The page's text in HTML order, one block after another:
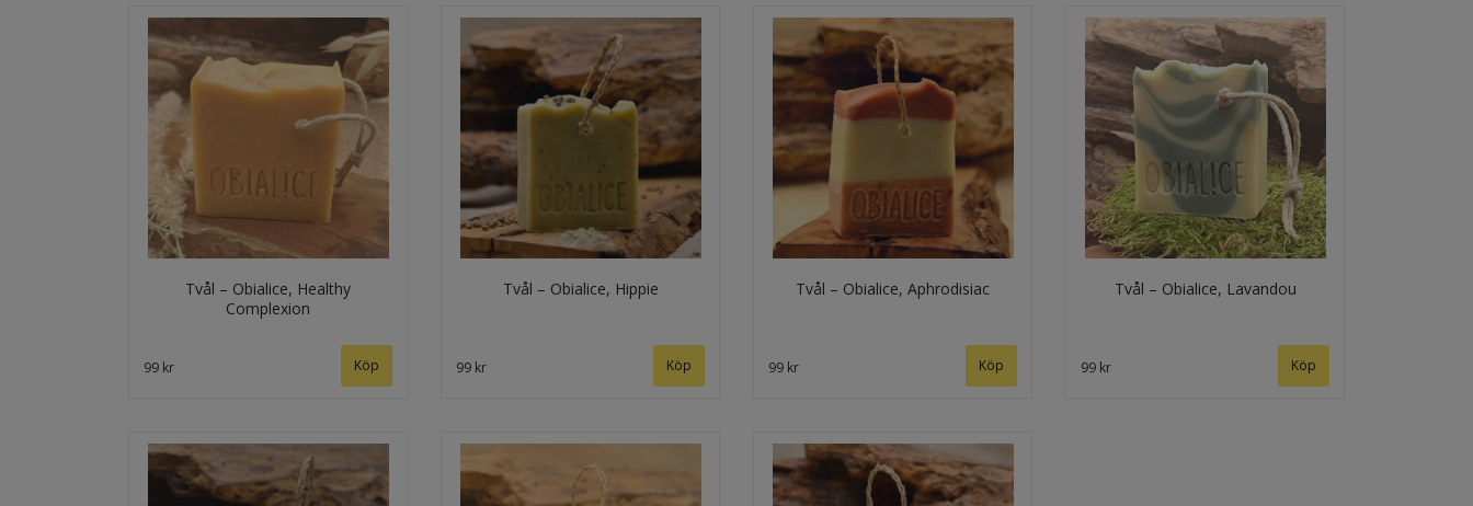
Tvål – Obialice, Healthy
Complexion
99 kr
Tvål – Obialice, Hippie
99 kr
Tvål – Obialice, Aphrodisiac
99 kr
Tvål – Obialice, Lavandou
99 kr